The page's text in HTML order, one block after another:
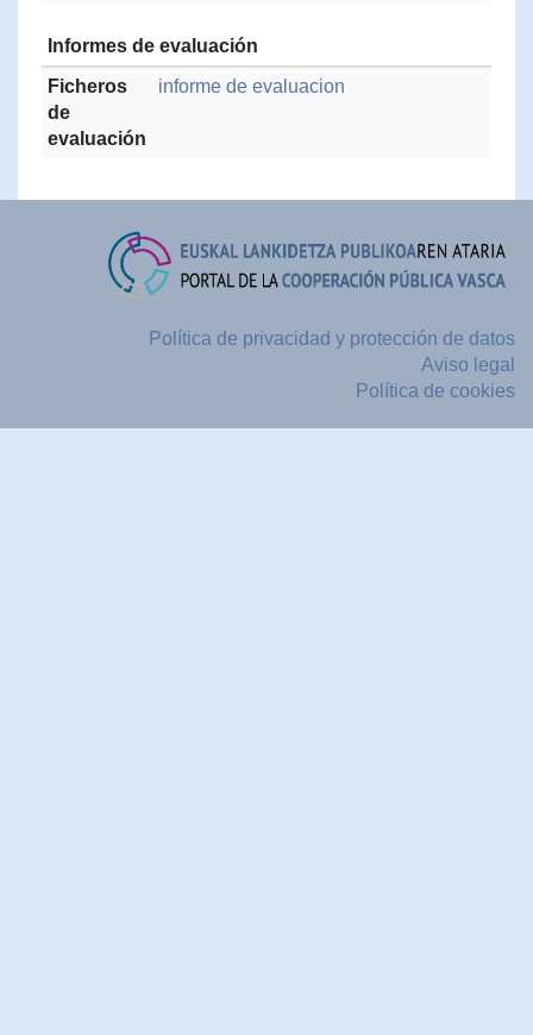
Informes de evaluación
Ficheros
de
evaluación
informe de evaluacion
Política de privacidad y protección de datos
Aviso legal
Política de cookies